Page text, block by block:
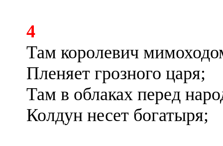
4
Там королевич
Пленяет грозного царя;
Там в облаках перед
Колдун несет богатыря;